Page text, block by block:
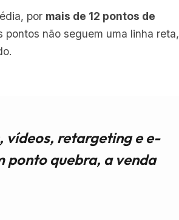
por mais de 12 pontos de
não seguem uma linha reta,
vídeos, retargeting e e-
ponto quebra, a venda